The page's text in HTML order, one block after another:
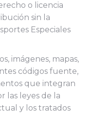
o licencia
sin la
Especiales
imágenes, mapas,
códigos fuente,
que integran
las leyes de la
y los tratados